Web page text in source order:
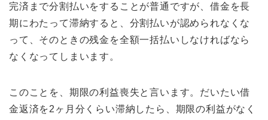
完済まで分割払いをすることが普通ですが、借金を長
期にわたって滞納すると、分割払いが認められなくな
って、そのときの残金を全額一括払いしなければなら
なくなってしまいます。
このことを、期限の利益喪失と言います。だいたい借
金返済を2ヶ月分くらい滞納したら、期限の利益がなく